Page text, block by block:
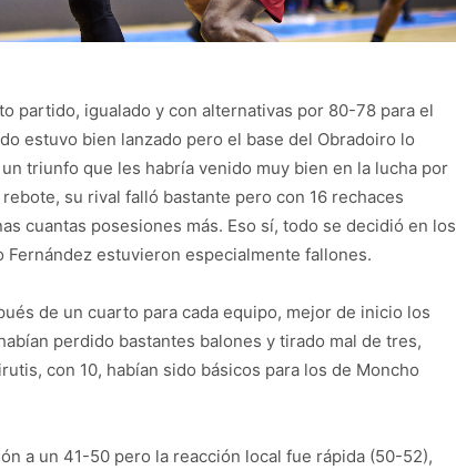
partido, igualado y con alternativas por 80-78 para el
estuvo bien lanzado pero el base del Obradoiro lo
triunfo que les habría venido muy bien en la lucha por
su rival falló bastante pero con 16 rechaces
cuantas posesiones más. Eso sí, todo se decidió en los
estuvieron especialmente fallones.
de un cuarto para cada equipo, mejor de inicio los
perdido bastantes balones y tirado mal de tres,
con 10, habían sido básicos para los de Moncho
a un 41-50 pero la reacción local fue rápida (50-52),